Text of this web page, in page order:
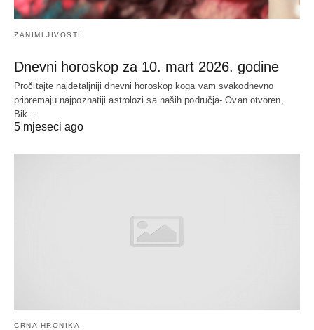
ZANIMLJIVOSTI
Dnevni horoskop za 10. mart 2026. godine
Pročitajte najdetaljniji dnevni horoskop koga vam svakodnevno
pripremaju najpoznatiji astrolozi sa naših područja- Ovan otvoren,
Bik…
5 mjeseci ago
CRNA HRONIKA